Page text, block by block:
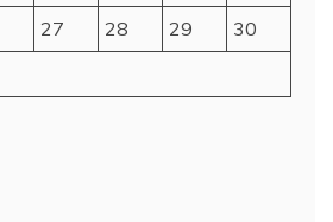
27 28 29
30